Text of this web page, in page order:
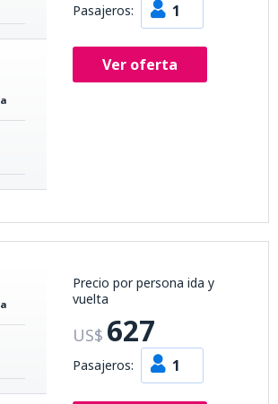
Pasajeros: 1
Ver oferta
Precio por persona ida y
vuelta
US$ 627
Pasajeros: 1